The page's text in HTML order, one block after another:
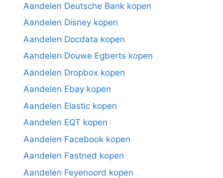
Aandelen Deutsche Bank kopen
Aandelen Disney kopen
Aandelen Docdata kopen
Aandelen Douwe Egberts kopen
Aandelen Dropbox kopen
Aandelen Ebay kopen
Aandelen Elastic kopen
Aandelen EQT kopen
Aandelen Facebook kopen
Aandelen Fastned kopen
Aandelen Feyenoord kopen